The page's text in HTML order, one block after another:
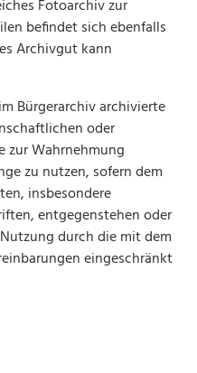
Fotoarchiv zur
befindet sich ebenfalls
Archivgut kann
Bürgerarchiv archivierte
oder
zur Wahrnehmung
zu nutzen, sofern dem
insbesondere
entgegenstehen oder
durch die mit dem
eingeschränkt